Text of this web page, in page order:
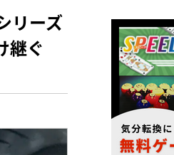
リーズ
継ぐ